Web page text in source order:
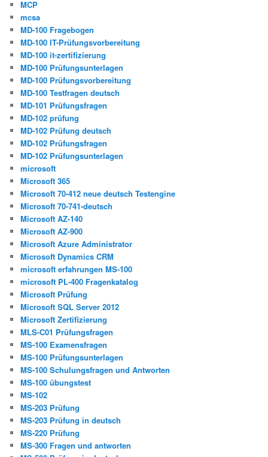
MCP
mcsa
MD-100 Fragebogen
MD-100 IT-Prüfungsvorbereitung
MD-100 it-zertifizierung
MD-100 Prüfungsunterlagen
MD-100 Prüfungsvorbereitung
MD-100 Testfragen deutsch
MD-101 Prüfungsfragen
MD-102 prüfung
MD-102 Prüfung deutsch
MD-102 Prüfungsfragen
MD-102 Prüfungsunterlagen
microsoft
Microsoft 365
Microsoft 70-412 neue deutsch Testengine
Microsoft 70-741-deutsch
Microsoft AZ-140
Microsoft AZ-900
Microsoft Azure Administrator
Microsoft Dynamics CRM
microsoft erfahrungen MS-100
microsoft PL-400 Fragenkatalog
Microsoft Prüfung
Microsoft SQL Server 2012
Microsoft Zertifizierung
MLS-C01 Prüfungsfragen
MS-100 Examensfragen
MS-100 Prüfungsunterlagen
MS-100 Schulungsfragen und Antworten
MS-100 übungstest
MS-102
MS-203 Prüfung
MS-203 Prüfung in deutsch
MS-220 Prüfung
MS-300 Fragen und antworten